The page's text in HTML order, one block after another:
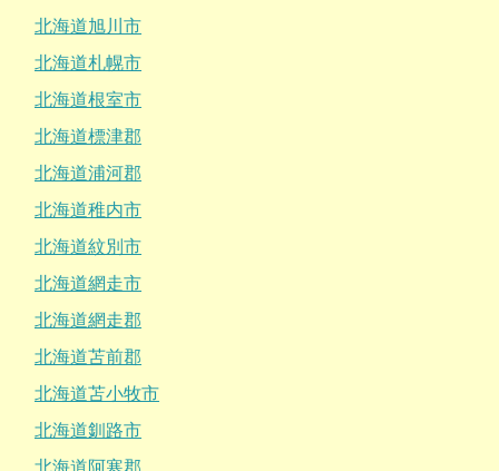
北海道旭川市
北海道札幌市
北海道根室市
北海道標津郡
北海道浦河郡
北海道稚内市
北海道紋別市
北海道網走市
北海道網走郡
北海道苫前郡
北海道苫小牧市
北海道釧路市
北海道阿寒郡